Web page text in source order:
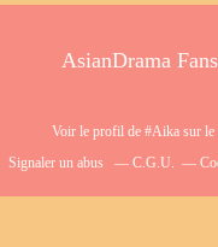
AsianDrama
Voir le profil de #Aikasur le
Signaler un abus
C.G.U.